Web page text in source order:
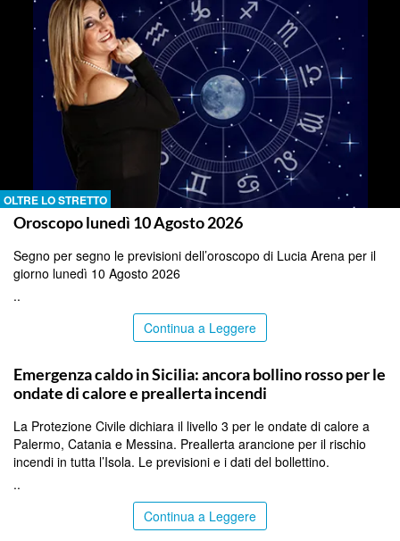
OLTRE LO STRETTO
Oroscopo lunedì 10 Agosto 2026
Segno per segno le previsioni dell’oroscopo di Lucia Arena per il
giorno lunedì 10 Agosto 2026
..
Continua a Leggere
Emergenza caldo in Sicilia: ancora bollino rosso per le
ondate di calore e preallerta incendi
La Protezione Civile dichiara il livello 3 per le ondate di calore a
Palermo, Catania e Messina. Preallerta arancione per il rischio
incendi in tutta l’Isola. Le previsioni e i dati del bollettino.
..
Continua a Leggere